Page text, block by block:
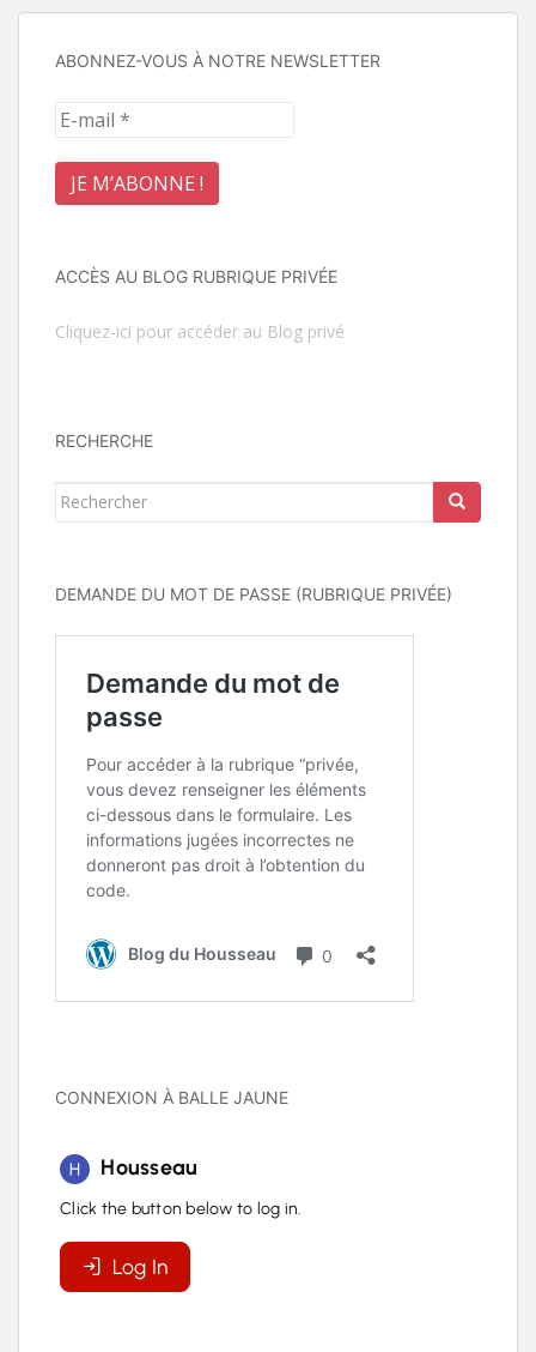
ABONNEZ-VOUS À NOTRE NEWSLETTER
ACCÈS AU BLOG RUBRIQUE PRIVÉE
Cliquez-ici pour accéder au Blog privé
RECHERCHE
Rechercher...
DEMANDE DU MOT DE PASSE (RUBRIQUE PRIVÉE)
CONNEXION À BALLE JAUNE